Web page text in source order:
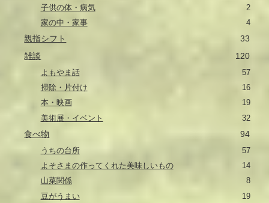
子供の体・病気
2
家の中・家事
4
親指シフト
33
雑談
120
よもやま話
57
掃除・片付け
16
本・映画
19
美術展・イベント
32
食べ物 94
うちの台所
57
よそさまの作ってくれた美味しいもの
14
山菜関係
8
豆がうまい
19